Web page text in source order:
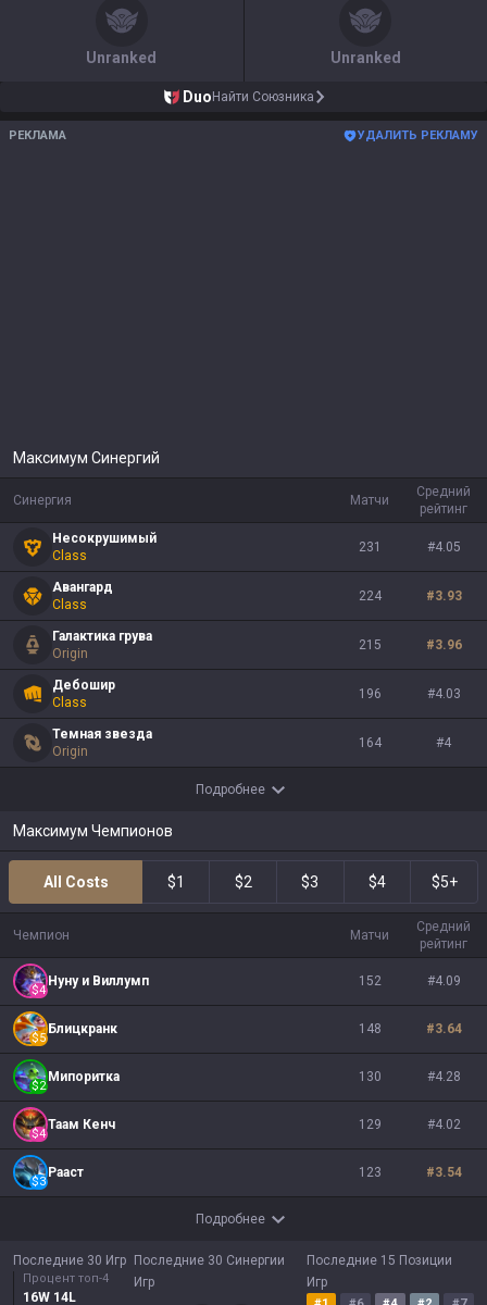
Unranked Unranked
Duo Найти Союзника
РЕКЛАМА УДАЛИТЬ РЕКЛАМУ
Максимум Синергий
Синергия Матчи
Средний
рейтинг
Несокрушимый
Class
231 #4.05
Авангард
Class
224 #3.93
Галактика грува
Origin
215 #3.96
Дебошир
Class
196 #4.03
Темная звезда
Origin
164 #4
Подробнее
Максимум Чемпионов
All Costs $1 $2 $3 $4 $5+
Чемпион Матчи
Средний
рейтинг
$4
Нуну и Виллумп 152 #4.09
$5
Блицкранк 148 #3.64
$2
Мипоритка 130 #4.28
$4
Таам Кенч 129 #4.02
$3
Рааст 123 #3.54
Подробнее
Последние 30 Игр
Процент топ-4
16W 14L
Последние 30 Синергии
Игр
Последние 15 Позиции
Игр